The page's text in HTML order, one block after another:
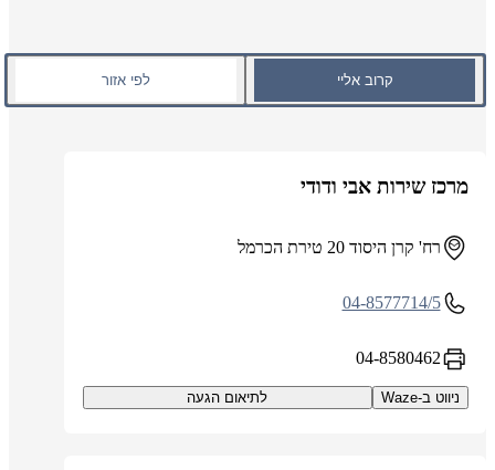
קרוב אליי לפי אזור
מרכז שירות אבי ודודי
רח' קרן היסוד 20 טירת הכרמל
04-8577714/5
04-8580462
ניווט ב-Waze לתיאום הגעה